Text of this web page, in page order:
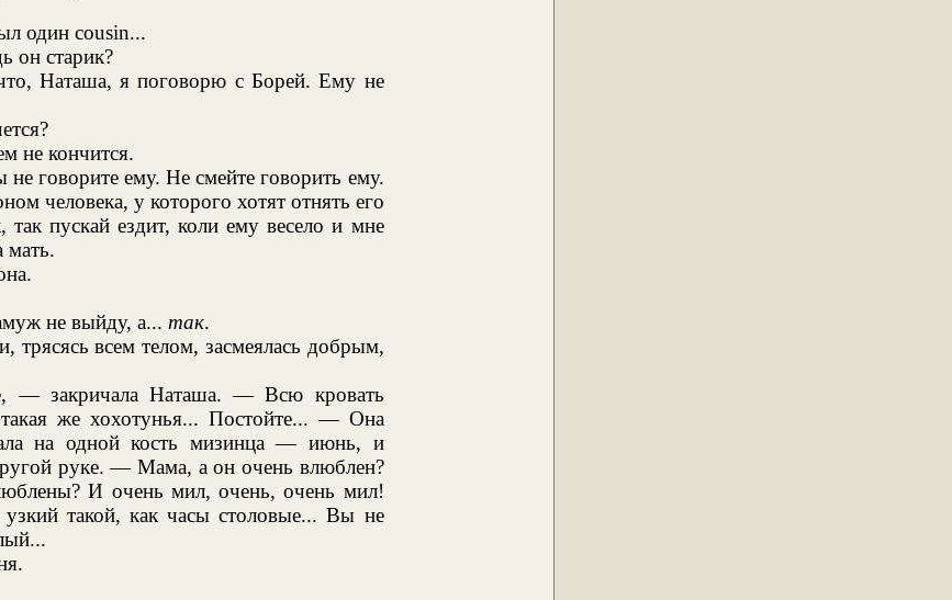
один cousin...
он старик?
Наташа, я поговорю с Борей. Ему не
не кончится.
говорите ему. Не смейте говорить ему.
человека, у которого хотят отнять его
пускай ездит, коли ему весело и мне
мать.
не выйду, а... так.
всем телом, засмеялась добрым,
— закричала Наташа. — Всю кровать
же хохотунья... Постойте... — Она
на одной кость мизинца — июнь, и
руке. — Мама, а он очень влюблен?
И очень мил, очень, очень мил!
такой, как часы столовые... Вы не